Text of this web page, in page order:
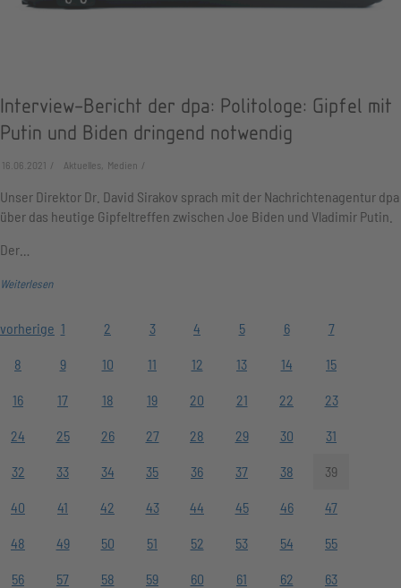
Interview-Bericht der dpa: Politologe: Gipfel mit
Putin und Biden dringend notwendig
16.06.2021 Aktuelles, Medien
Unser Direktor Dr. David Sirakov sprach mit der Nachrichtenagentur dpa
über das heutige Gipfeltreffen zwischen Joe Biden und Vladimir Putin.
Der…
Weiterlesen
vorherige 1 2 3 4 5 6 7
8 9 10 11 12 13 14 15
16 17 18 19 20 21 22 23
24 25 26 27 28 29 30 31
32 33 34 35 36 37 38 39
40 41 42 43 44 45 46 47
48 49 50 51 52 53 54 55
56 57 58 59 60 61 62 63